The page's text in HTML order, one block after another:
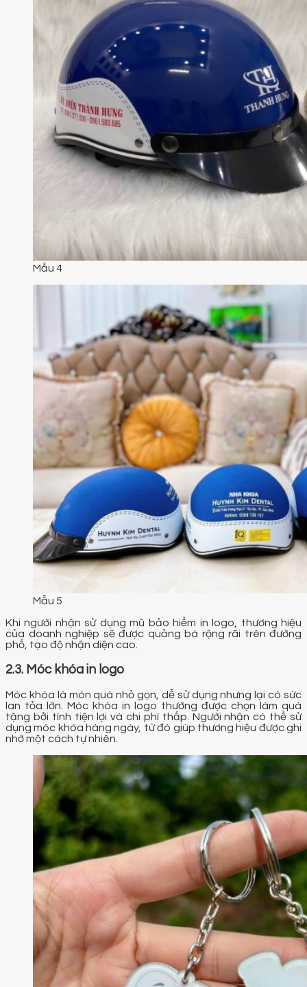
Mẫu 4
Mẫu 5
Khi người nhận sử dụng mũ bảo hiểm in logo, thương hiệu
của doanh nghiệp sẽ được quảng bá rộng rãi trên đường
phố, tạo độ nhận diện cao.
2.3. Móc khóa in logo
Móc khóa là món quà nhỏ gọn, dễ sử dụng nhưng lại có sức
lan tỏa lớn. Móc khóa in logo thường được chọn làm quà
tặng bởi tính tiện lợi và chi phí thấp. Người nhận có thể sử
dụng móc khóa hàng ngày, từ đó giúp thương hiệu được ghi
nhớ một cách tự nhiên.